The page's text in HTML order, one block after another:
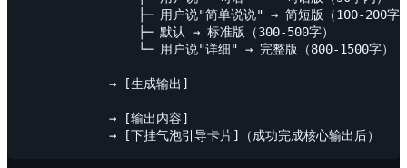
├─ 用户说"简单说说" → 简短版（100-200字
                ├─ 默认 → 标准版（300-500字）
                └─ 用户说"详细" → 完整版（800-1500字）
            → [生成输出]
            → [输出内容]